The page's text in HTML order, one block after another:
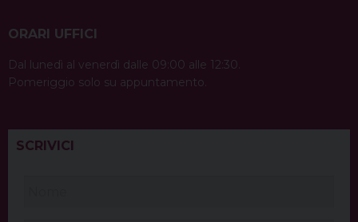
ORARI UFFICI
Dal lunedì al venerdì dalle 09:00 alle 12:30.
Pomeriggio solo su appuntamento.
SCRIVICI